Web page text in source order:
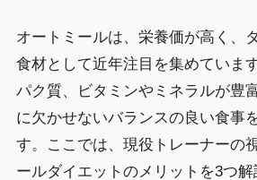
オートミールは、栄養価が高く、
食材として近年注目を集めていま
パク質、ビタミンやミネラルが豊
に欠かせないバランスの良い食事
す。ここでは、現役トレーナーの
ールダイエットのメリットを3つ解